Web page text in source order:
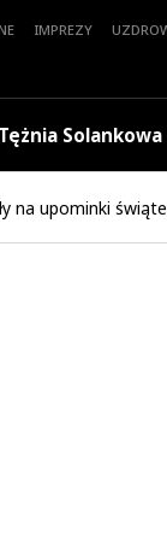
IMPREZY
Tężnia Solankowa
na upominki